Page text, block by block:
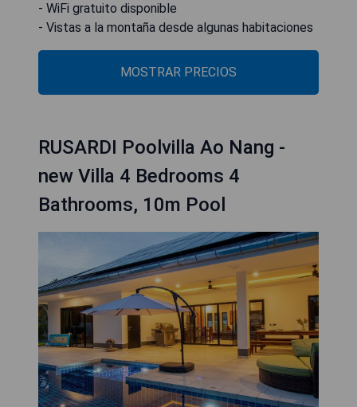
- WiFi gratuito disponible
- Vistas a la montaña desde algunas habitaciones
MOSTRAR PRECIOS
RUSARDI Poolvilla Ao Nang -
new Villa 4 Bedrooms 4
Bathrooms, 10m Pool